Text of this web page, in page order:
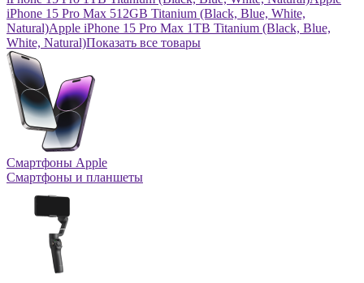
iPhone 15 Pro Max 512GB Titanium (Black, Blue, White,
Natural)Apple iPhone 15 Pro Max 1TB Titanium (Black, Blue,
White, Natural)Показать все товары
Смартфоны Apple
Смартфоны и планшеты